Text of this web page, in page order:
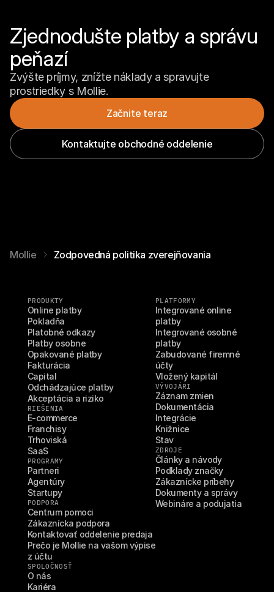
Zjednodušte platby a správu
peňazí
Zvýšte príjmy, znížte náklady a spravujte
prostriedky s Mollie.
Začnite teraz
Kontaktujte obchodné oddelenie
Mollie Zodpovedná politika zverejňovania
PRODUKTY
Online platby
Pokladňa
Platobné odkazy
Platby osobne
Opakované platby
Fakturácia
Capital
Odchádzajúce platby
Akceptácia a riziko
RIEŠENIA
E-commerce
Franchisy
Trhoviská
SaaS
PROGRAMY
Partneri
Agentúry
Startupy
PODPORA
Centrum pomoci
Zákaznícka podpora
Kontaktovať oddelenie predaja
Prečo je Mollie na vašom výpise
z účtu
SPOLOČNOSŤ
O nás
Kariéra
PLATFORMY
Integrované online
platby
Integrované osobné
platby
Zabudované firemné
účty
Vložený kapitál
VÝVOJÁRI
Záznam zmien
Dokumentácia
Integrácie
Knižnice
Stav
ZDROJE
Články a návody
Podklady značky
Zákaznícke príbehy
Dokumenty a správy
Webináre a podujatia